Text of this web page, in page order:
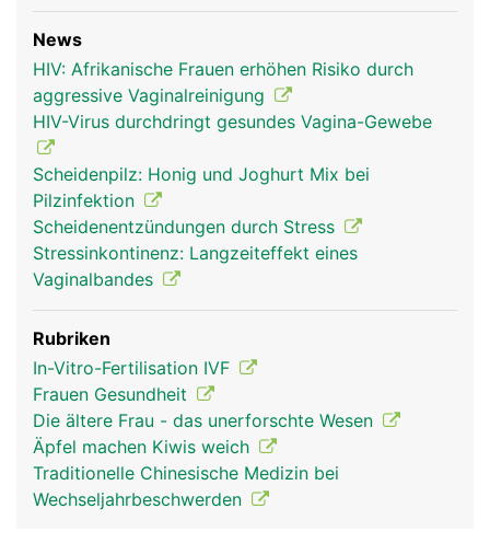
News
HIV: Afrikanische Frauen erhöhen Risiko durch
aggressive Vaginalreinigung
HIV-Virus durchdringt gesundes Vagina-Gewebe
Scheidenpilz: Honig und Joghurt Mix bei
Pilzinfektion
Scheidenentzündungen durch Stress
Stressinkontinenz: Langzeiteffekt eines
Vaginalbandes
Rubriken
In-Vitro-Fertilisation IVF
Frauen Gesundheit
Die ältere Frau - das unerforschte Wesen
Äpfel machen Kiwis weich
Traditionelle Chinesische Medizin bei
Wechseljahrbeschwerden